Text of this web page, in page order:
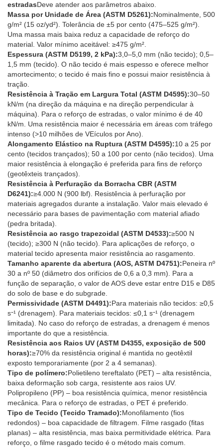
estradasDeve atender aos parâmetros abaixo.
Massa por Unidade de Área (ASTM D5261):Nominalmente, 500
g/m² (15 oz/yd²). Tolerância de ±5 por cento (475–525 g/m²).
Uma massa mais baixa reduz a capacidade de reforço do
material. Valor mínimo aceitável: ≥475 g/m².
Espessura (ASTM D5199, 2 kPa):3,0–5,0 mm (não tecido); 0,5–
1,5 mm (tecido). O não tecido é mais espesso e oferece melhor
amortecimento; o tecido é mais fino e possui maior resistência à
tração.
Resistência à Tração em Largura Total (ASTM D4595):30–50
kN/m (na direção da máquina e na direção perpendicular à
máquina). Para o reforço de estradas, o valor mínimo é de 40
kN/m. Uma resistência maior é necessária em áreas com tráfego
intenso (>10 milhões de VEículos por Ano).
Alongamento Elástico na Ruptura (ASTM D4595):10 a 25 por
cento (tecidos trançados); 50 a 100 por cento (não tecidos). Uma
maior resistência à elongação é preferida para fins de reforço
(geotêxteis trançados).
Resistência à Perfuração da Borracha CBR (ASTM
D6241):≥4.000 N (900 lbf). Resistência à perfuração por
materiais agregados durante a instalação. Valor mais elevado é
necessário para bases de pavimentação com material afiado
(pedra britada).
Resistência ao rasgo trapezoidal (ASTM D4533):≥500 N
(tecido); ≥300 N (não tecido). Para aplicações de reforço, o
material tecido apresenta maior resistência ao rasgamento.
Tamanho aparente da abertura (AOS, ASTM D4751):Peneira nº
30 a nº 50 (diâmetro dos orifícios de 0,6 a 0,3 mm). Para a
função de separação, o valor de AOS deve estar entre D15 e D85
do solo de base e do subgrade.
Permissividade (ASTM D4491):Para materiais não tecidos: ≥0,5
s⁻¹ (drenagem). Para materiais tecidos: ≤0,1 s⁻¹ (drenagem
limitada). No caso do reforço de estradas, a drenagem é menos
importante do que a resistência.
Resistência aos Raios UV (ASTM D4355, exposição de 500
horas):≥70% da resistência original é mantida no geotêxtil
exposto temporariamente (por 2 a 4 semanas).
Tipo de polímero:Polietileno tereftalato (PET) – alta resistência,
baixa deformação sob carga, resistente aos raios UV.
Polipropileno (PP) – boa resistência química, menor resistência
mecânica. Para o reforço de estradas, o PET é preferido.
Tipo de Tecido (Tecido Tramado):Monofilamento (fios
redondos) – boa capacidade de filtragem. Filme rasgado (fitas
planas) – alta resistência, mas baixa permitividade elétrica. Para
reforço, o filme rasgado tecido é o método mais comum.